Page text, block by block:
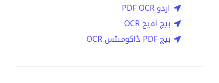
اردو PDF OCR
بیچ امیج OCR
بیچ PDF ڈاکومنٹس OCR